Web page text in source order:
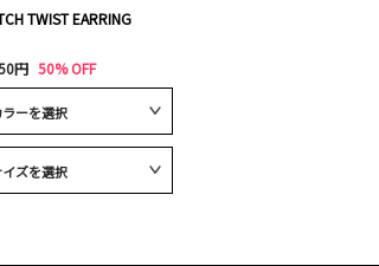
TWIST EARRING
円 50% OFF